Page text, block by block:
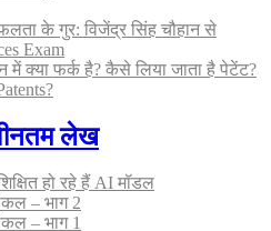
के गुर: विजेंद्र सिंह चौहान से
Exam
में क्या फर्क है? कैसे लिया जाता है पेटेंट?
लेख
हो रहे हैं AI मॉडल
– भाग 2
– भाग 1